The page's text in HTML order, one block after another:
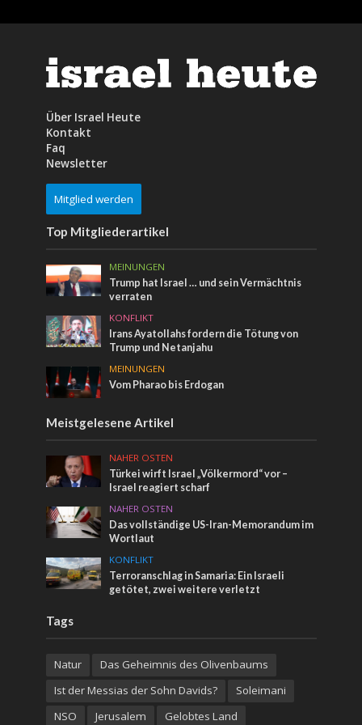
Über Israel Heute
Kontakt
Faq
Newsletter
Mitglied werden
Top Mitgliederartikel
MEINUNGEN
Trump hat Israel … und sein Vermächtnis
verraten
KONFLIKT
Irans Ayatollahs fordern die Tötung von
Trump und Netanjahu
MEINUNGEN
Vom Pharao bis Erdogan
Meistgelesene Artikel
NAHER OSTEN
Türkei wirft Israel „Völkermord“ vor –
Israel reagiert scharf
NAHER OSTEN
Das vollständige US-Iran-Memorandum im
Wortlaut
KONFLIKT
Terroranschlag in Samaria: Ein Israeli
getötet, zwei weitere verletzt
Tags
Natur
Das Geheimnis des Olivenbaums
Ist der Messias der Sohn Davids?
Soleimani
NSO
Jerusalem Gelobtes Land